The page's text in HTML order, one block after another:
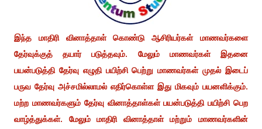
இந்த மாதிரி வினாத்தாள் கொண்டு ஆசிரியர்கள் மாணவர்களை
தேர்வுக்குத் தயார் படுத்தவும். மேலும் மாணவர்கள் இதனை
பயன்படுத்தி தேர்வு எழுதி பயிற்சி பெற்று மாணவர்கள் முதல் இடைப்
பருவ தேர்வு அச்சமில்லாமல் எதிர்கொள்ள இது மிகவும் பயனளிக்கும்.
மற்ற மாணவர்களும் தேர்வு வினாத்தாள்கள் பயன்படுத்தி பயிற்சி பெற
வாழ்த்துக்கள். மேலும் மாதிரி வினாத்தாள் மற்றும் மாணவர்களின்